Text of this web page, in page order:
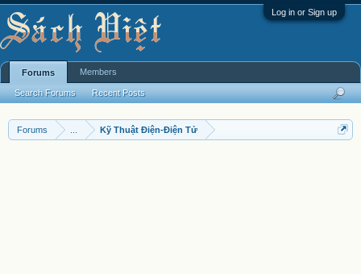
Log in or Sign up
Forums Kỹ Thuật Điện-Điện Tử
Forums
Search Forums Recent Posts
Members